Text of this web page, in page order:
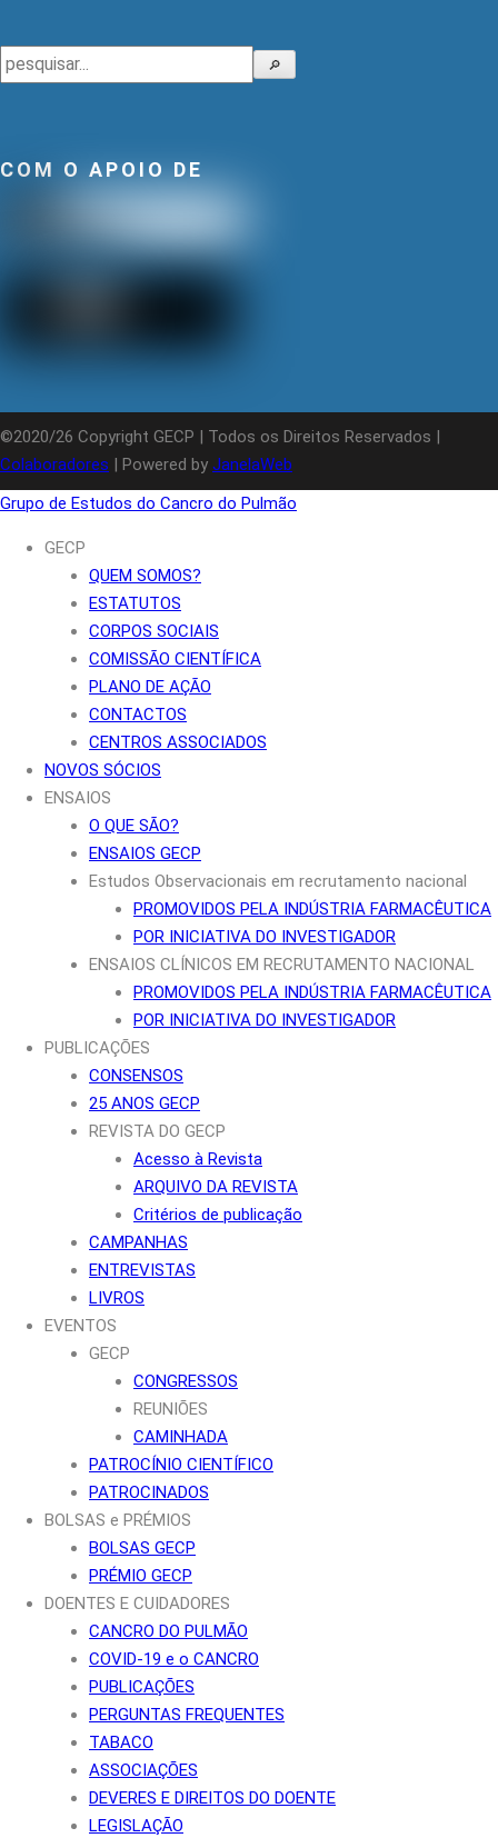
Pesquisar 🔎
COM O APOIO DE
©2020/26 Copyright GECP | Todos os Direitos Reservados |
Colaboradores | Powered by JanelaWeb
Grupo de Estudos do Cancro do Pulmão
GECP
QUEM SOMOS?
ESTATUTOS
CORPOS SOCIAIS
COMISSÃO CIENTÍFICA
PLANO DE AÇÃO
CONTACTOS
CENTROS ASSOCIADOS
NOVOS SÓCIOS
ENSAIOS
O QUE SÃO?
ENSAIOS GECP
Estudos Observacionais em recrutamento nacional
PROMOVIDOS PELA INDÚSTRIA FARMACÊUTICA
POR INICIATIVA DO INVESTIGADOR
ENSAIOS CLÍNICOS EM RECRUTAMENTO NACIONAL
PROMOVIDOS PELA INDÚSTRIA FARMACÊUTICA
POR INICIATIVA DO INVESTIGADOR
PUBLICAÇÕES
CONSENSOS
25 ANOS GECP
REVISTA DO GECP
Acesso à Revista
ARQUIVO DA REVISTA
Critérios de publicação
CAMPANHAS
ENTREVISTAS
LIVROS
EVENTOS
GECP
CONGRESSOS
REUNIÕES
CAMINHADA
PATROCÍNIO CIENTÍFICO
PATROCINADOS
BOLSAS e PRÉMIOS
BOLSAS GECP
PRÉMIO GECP
DOENTES E CUIDADORES
CANCRO DO PULMÃO
COVID-19 e o CANCRO
PUBLICAÇÕES
PERGUNTAS FREQUENTES
TABACO
ASSOCIAÇÕES
DEVERES E DIREITOS DO DOENTE
LEGISLAÇÃO